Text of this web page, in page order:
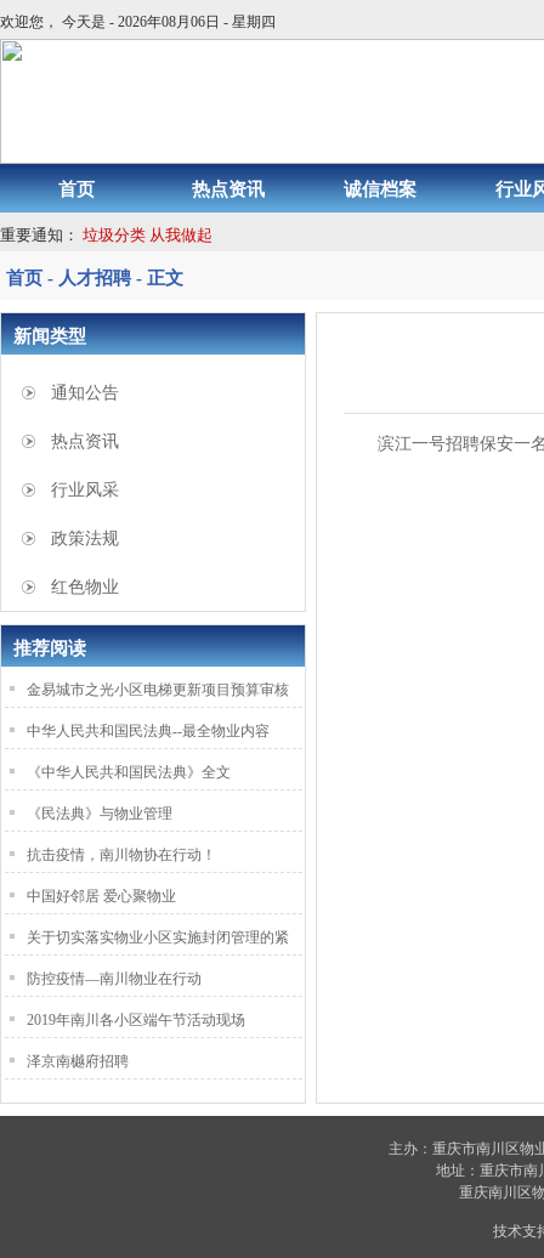
欢迎您， 今天是 - 2026年08月06日 - 星期四
首页 热点资讯 诚信档案 行业
重要通知： 垃圾分类 从我做起
首页 - 人才招聘 - 正文
新闻类型
通知公告
热点资讯
行业风采
政策法规
红色物业
推荐阅读
金易城市之光小区电梯更新项目预算审核
中华人民共和国民法典--最全物业内容
《中华人民共和国民法典》全文
《民法典》与物业管理
抗击疫情，南川物协在行动！
中国好邻居 爱心聚物业
关于切实落实物业小区实施封闭管理的紧
防控疫情—南川物业在行动
2019年南川各小区端午节活动现场
泽京南樾府招聘
滨江一号招聘保安一
主办：重庆市南川区
地址：重庆市南
重庆南川区
技术支